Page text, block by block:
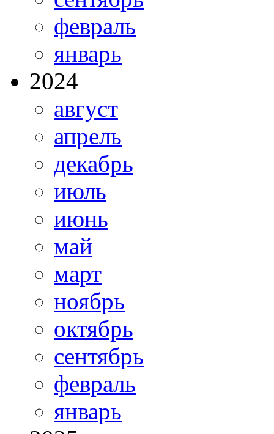
февраль
январь
2024
август
апрель
декабрь
июль
июнь
май
март
ноябрь
октябрь
сентябрь
февраль
январь